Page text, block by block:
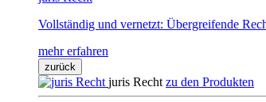
Vollständig und vernetzt: Übergreifende
mehr erfahren
zurück
juris Recht zu den Produkten